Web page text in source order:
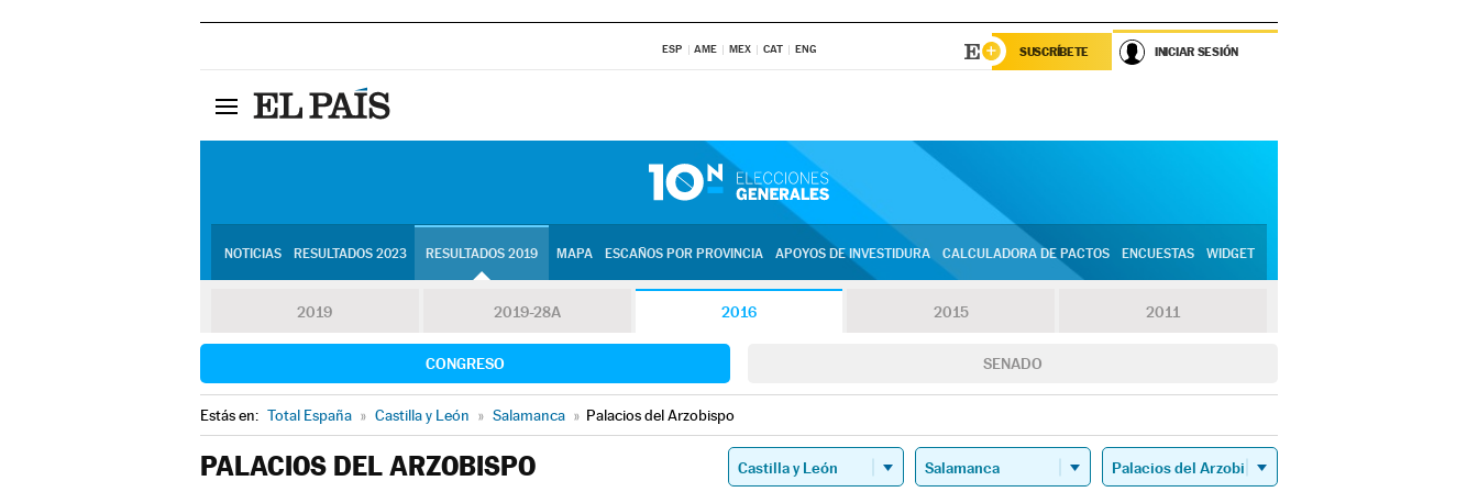
ESP AME MEX CAT ENG SUSCRÍBETE INICIAR SESIÓN
NOTICIAS RESULTADOS 2023 RESULTADOS 2019 MAPA ESCAÑOS POR PROVINCIA APOYOS DE INVESTIDURA CALCULADORA DE PACTOS ENCUESTAS WIDGET
2019 2019-28A 2016 2015 2011
CONGRESO SENADO
Estás en: Total España » Castilla y León » Salamanca » Palacios del Arzobispo
PALACIOS DEL ARZOBISPO